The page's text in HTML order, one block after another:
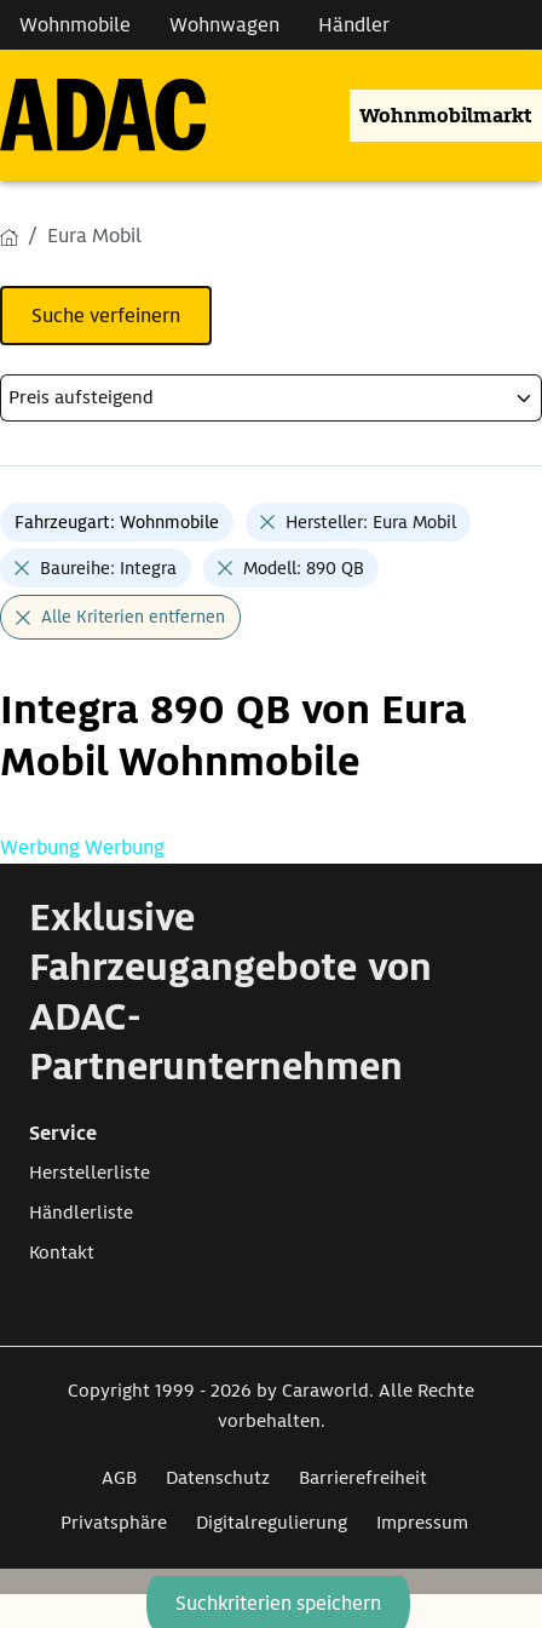
Wohnmobile Wohnwagen Händler
Wohnmobilmarkt
Eura Mobil
Suche verfeinern
Suchkriterien speichern
Fahrzeugart: Wohnmobile Hersteller: Eura Mobil
Baureihe: Integra Modell: 890 QB
Alle Kriterien entfernen
Integra 890 QB von Eura
Mobil Wohnmobile
WerbungWerbung
Exklusive
Fahrzeugangebote von
ADAC-
Partnerunternehmen
Service
Herstellerliste
Händlerliste
Kontakt
Copyright 1999 - 2026 by Caraworld. Alle Rechte
vorbehalten.
AGB Datenschutz
Barrierefreiheit
Privatsphäre
Digitalregulierung Impressum